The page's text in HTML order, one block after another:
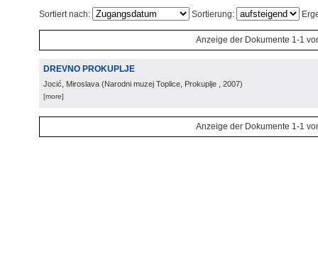
Sortiert nach: Sortierung:
Anzeige der Dokumente 1-1
DREVNO PROKUPLJE
Jocić, Miroslava (Narodni muzej Toplice, Prokuplje , 2007)
[more]
Anzeige der Dokumente 1-1